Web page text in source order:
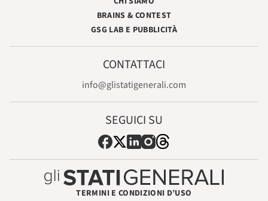
BRAINS & CONTEST
GSG LAB E PUBBLICITÀ
CONTATTACI
info@glistatigenerali.com
SEGUICI SU
TERMINI E CONDIZIONI D’USO